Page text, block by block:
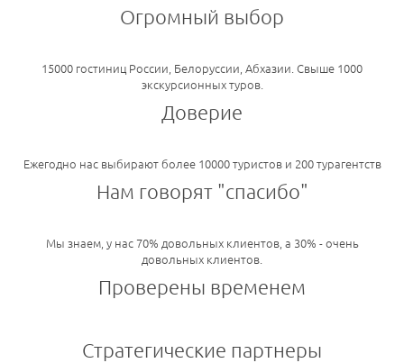
Огромный выбор
15000 гостиниц России, Белоруссии, Абхазии. Свыше 1000
экскурсионных туров.
Доверие
Ежегодно нас выбирают более 10000 туристов и 200 турагентств
Нам говорят "спасибо"
Мы знаем, у нас 70% довольных клиентов, а 30% - очень
довольных клиентов.
Проверены временем
Стратегические партнеры